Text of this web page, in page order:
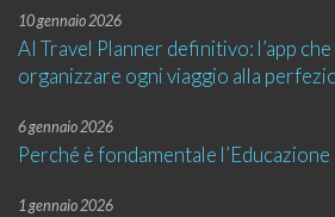
10 gennaio 2026
AI Travel Planner definitivo: l’app
organizzare ogni viaggio alla
6 gennaio 2026
Perché è fondamentale
1 gennaio 2026